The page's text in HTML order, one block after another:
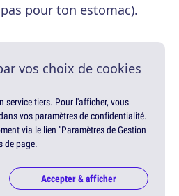
pour ton estomac).
vos choix de cookies
service tiers. Pour l'afficher, vous
vos paramètres de confidentialité.
via le lien "Paramètres de Gestion
de page.
Accepter & afficher